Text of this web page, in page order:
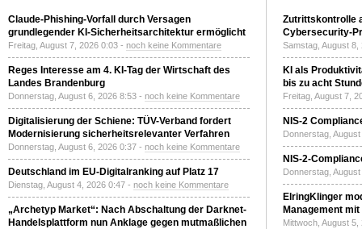
Claude-Phishing-Vorfall durch Versagen
grundlegender KI-Sicherheitsarchitektur ermöglicht
Freitag, August 7, 2026 0:03 - noch keine Kommentare
Reges Interesse am 4. KI-Tag der Wirtschaft des
Landes Brandenburg
Donnerstag, August 6, 2026 8:53 - noch keine Kommentare
Digitalisierung der Schiene: TÜV-Verband fordert
Modernisierung sicherheitsrelevanter Verfahren
Donnerstag, August 6, 2026 0:37 - noch keine Kommentare
Deutschland im EU-Digitalranking auf Platz 17
Dienstag, August 4, 2026 0:47 - noch keine Kommentare
„Archetyp Market“: Nach Abschaltung der Darknet-
Handelsplattform nun Anklage gegen mutmaßlichen
Zutrittskontrolle
Cybersecurity-
Samstag, August
KI als
bis zu acht
Freitag, August 7,
NIS-2
Donnerstag,
NIS-2-
Donnerstag,
ElringKlinger
Management
Mittwoch, August